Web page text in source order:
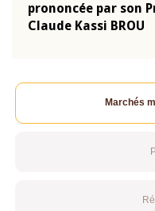
prononcée par son
Claude Kassi BROU
Marchés